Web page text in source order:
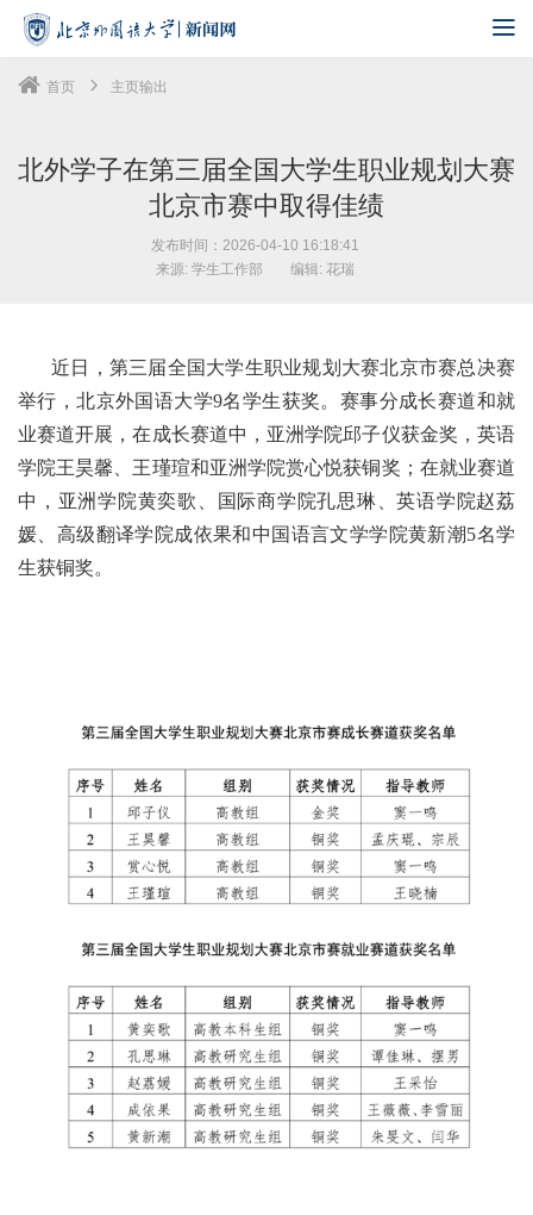
首页 主页输出
北外学子在第三届全国大学生职业规划大赛
北京市赛中取得佳绩
发布时间：2026-04-10 16:18:41
来源: 学生工作部
编辑: 花瑞
近日，第三届全国大学生职业规划大赛北京市赛总决赛
举行，北京外国语大学9名学生获奖。赛事分成长赛道和就
业赛道开展，在成长赛道中，亚洲学院邱子仪获金奖，英语
学院王昊馨、王瑾瑄和亚洲学院赏心悦获铜奖；在就业赛道
中，亚洲学院黄奕歌、国际商学院孔思琳、英语学院赵荔
媛、高级翻译学院成依果和中国语言文学学院黄新潮5名学
生获铜奖。